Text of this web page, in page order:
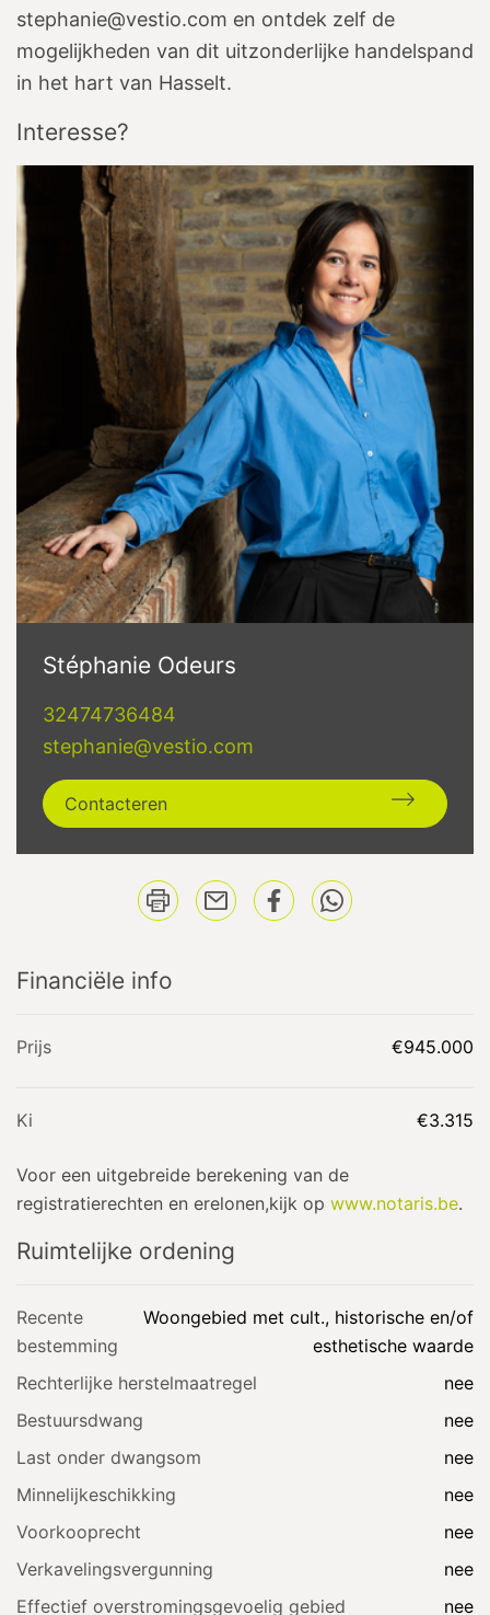
stephanie@vestio.com en ontdek zelf de
mogelijkheden van dit uitzonderlijke handelspand
in het hart van Hasselt.
Interesse?
Stéphanie Odeurs
32474736484
stephanie@vestio.com
Contacteren
Financiële info
Prijs €945.000
Ki €3.315
Voor een uitgebreide berekening van de
registratierechten en erelonen,kijk op www.notaris.be.
Ruimtelijke ordening
Recente
bestemming
Woongebied met cult., historische en/of
esthetische waarde
Rechterlijke herstelmaatregel
nee
Bestuursdwang
nee
Last onder dwangsom
nee
Minnelijkeschikking
nee
Voorkooprecht
nee
Verkavelingsvergunning
nee
Effectief overstromingsgevoelig gebied
nee